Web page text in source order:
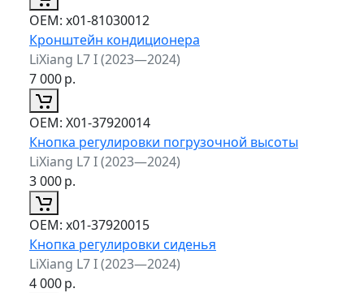
ОЕМ: x01-81030012
Кронштейн кондиционера
LiXiang L7 I (2023—2024)
7 000р.
ОЕМ: X01-37920014
Кнопка регулировки погрузочной высоты
LiXiang L7 I (2023—2024)
3 000р.
ОЕМ: x01-37920015
Кнопка регулировки сиденья
LiXiang L7 I (2023—2024)
4 000р.